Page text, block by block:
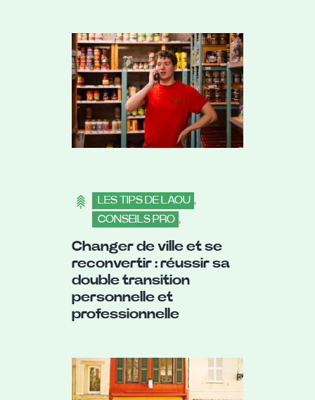
LES TIPS DE LAOU ,
CONSEILS PRO ,
Changer de ville et se
reconvertir : réussir sa
double transition
personnelle et
professionnelle